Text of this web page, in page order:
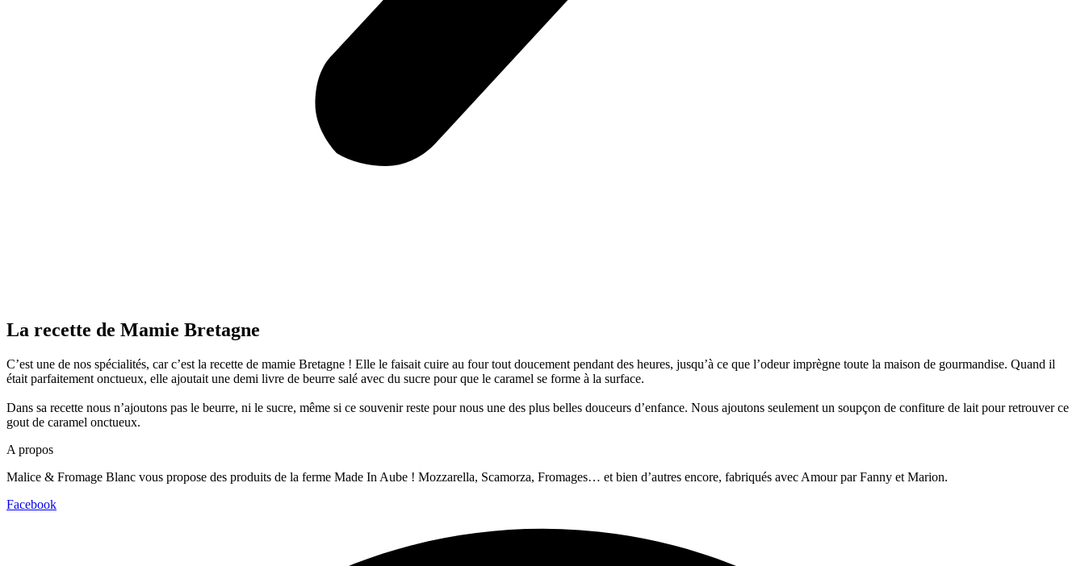
La recette de Mamie Bretagne
C’est une de nos spécialités, car c’est la recette de mamie Bretagne ! Elle le faisait cuire au four tout doucement pendant des heures, jusqu’à ce que l’odeur imprègne toute la maison de gourmandise. Quand il
était parfaitement onctueux, elle ajoutait une demi livre de beurre salé avec du sucre pour que le caramel se forme à la surface.
Dans sa recette nous n’ajoutons pas le beurre, ni le sucre, même si ce souvenir reste pour nous une des plus belles douceurs d’enfance. Nous ajoutons seulement un soupçon de confiture de lait pour retrouver ce
gout de caramel onctueux.
A propos
Malice & Fromage Blanc vous propose des produits de la ferme Made In Aube ! Mozzarella, Scamorza, Fromages… et bien d’autres encore, fabriqués avec Amour par Fanny et Marion.
Facebook